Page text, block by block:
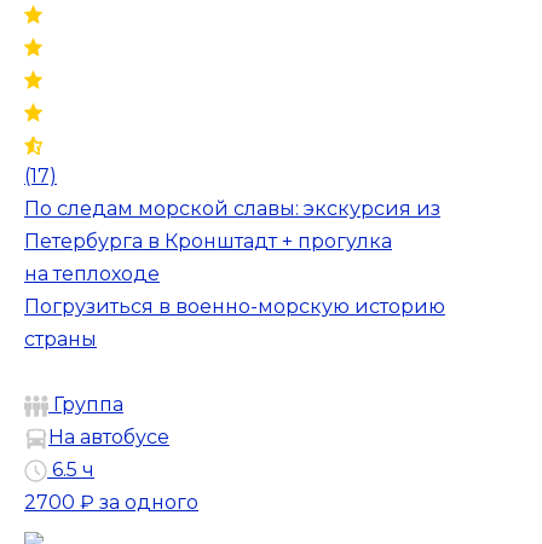
(17)
По следам морской славы: экскурсия из
Петербурга в Кронштадт + прогулка
на теплоходе
Погрузиться в военно-морскую историю
страны
Группа
На автобусе
6.5 ч
2700 ₽ за одного